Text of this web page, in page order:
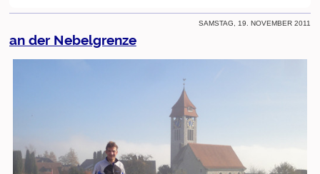
Samstag, 19. November 2011
an der Nebelgrenze